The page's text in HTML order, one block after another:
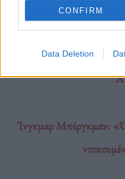
CONFIRM
Data Deletion
Ίνγκμαρ Μπέργκμαν: